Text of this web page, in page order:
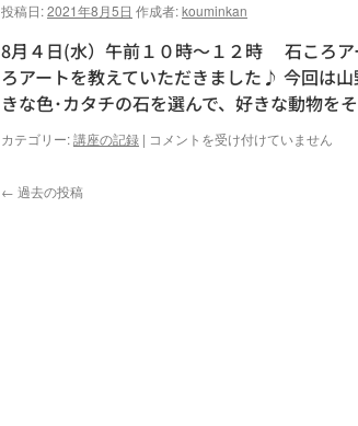
う！
ュ
ー
ジ
カ
～
投稿日:2021年8月5日 作成者:kouminkan
8月４日(水）午前１０時～１２時 石ころア
ろアートを教えていただきました♪ 今回は
きな色･カタチの石を選んで、好きな動物を
カテゴリー:講座の記録 | 夏
コメントを受け付けていません
← 過去の投稿